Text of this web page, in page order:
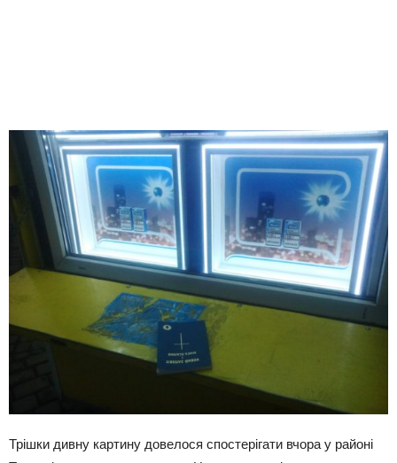
Трішки дивну картину довелося спостерігати вчора у районі